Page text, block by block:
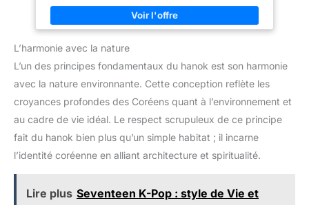
dynamiques, ou comme couvre-chef d’empereur coréen ou
chapeau traditionnel coréen ancien pour hommes Solution
polyvalente : de la coiffe impériale de l’opéra coréen pour les
séances photo à thème, ce chapeau répond à de nombreux
d'excellence : conçu pour s'harmoniser parfaitement avec les
accessoires de costume hanfu et les chapeaux chinois pour
hommes, ce chapeau élégant rehausse l'ensemble hanfu d'une
touche raffinée. chapeau ancien de style coréen, chapeau
décoratif Solide et fiable : la structure renforcée de ce chapeau
de style coréen assure un maintien parfait, essentiel pour les
à la coiffe de rester bien en place. accessoires de costume
hanfu, chapeaux masculins anciens
L’harmonie avec la nature
L’un des principes fondamentaux du hanok est son harmonie
avec la nature environnante. Cette conception reflète les
croyances profondes des Coréens quant à l’environnement et
au cadre de vie idéal. Le respect scrupuleux de ce principe
fait du hanok bien plus qu’un simple habitat ; il incarne
l’identité coréenne en alliant architecture et spiritualité.
Lire plus Seventeen K-Pop : style de Vie et